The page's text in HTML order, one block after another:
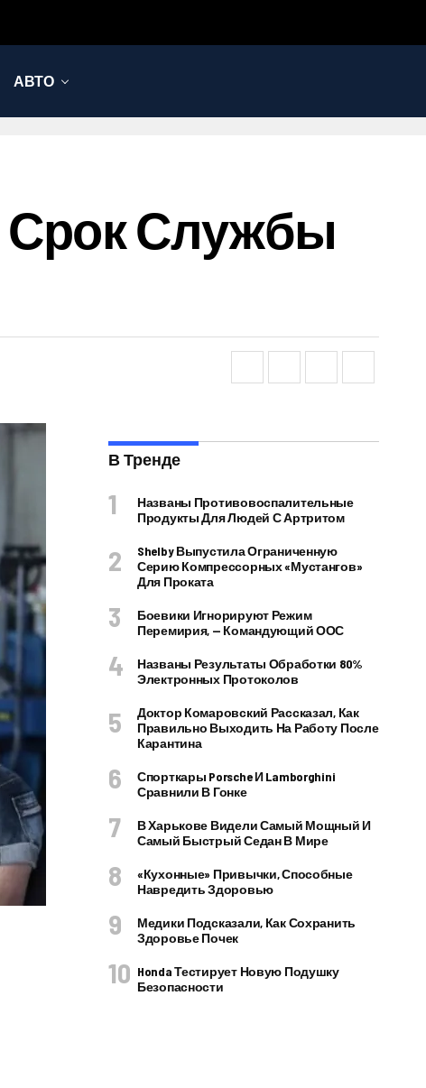
АВТО
Срок Службы
В Тренде
Названы Противовоспалительные
Продукты Для Людей С Артритом
Shelby Выпустила Ограниченную
Серию Компрессорных «Мустангов»
Для Проката
Боевики Игнорируют Режим
Перемирия, — Командующий ООС
Названы Результаты Обработки 80%
Электронных Протоколов
Доктор Комаровский Рассказал, Как
Правильно Выходить На Работу После
Карантина
Спорткары Porsche И Lamborghini
Сравнили В Гонке
В Харькове Видели Самый Мощный И
Самый Быстрый Седан В Мире
«Кухонные» Привычки, Способные
Навредить Здоровью
Медики Подсказали, Как Сохранить
Здоровье Почек
Honda Тестирует Новую Подушку
Безопасности